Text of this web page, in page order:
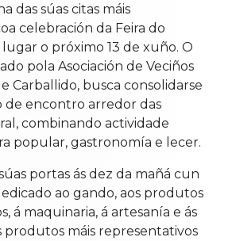
das súas citas máis
celebración da Feira do
o próximo 13 de xuño. O
pola Asociación de Veciños
Carballido, busca consolidarse
encontro arredor das
combinando actividade
popular, gastronomía e lecer.
portas ás dez da mañá cun
ao gando, aos produtos
á maquinaria, á artesanía e ás
produtos máis representativos